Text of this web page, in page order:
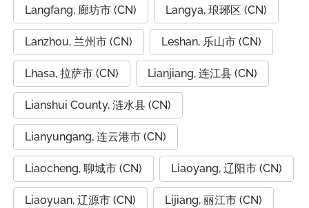
Langfang, 廊坊市 (CN) Langya, 琅琊区 (CN)
Lanzhou, 兰州市 (CN) Leshan, 乐山市 (CN)
Lhasa, 拉萨市 (CN) Lianjiang, 连江县 (CN)
Lianshui County, 涟水县 (CN)
Lianyungang, 连云港市 (CN)
Liaocheng, 聊城市 (CN) Liaoyang, 辽阳市 (CN)
Liaoyuan, 辽源市 (CN) Lijiang, 丽江市 (CN)